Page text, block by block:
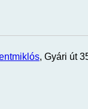
, Gyári út